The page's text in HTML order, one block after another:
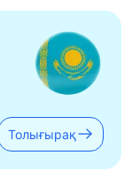
Толығырақ